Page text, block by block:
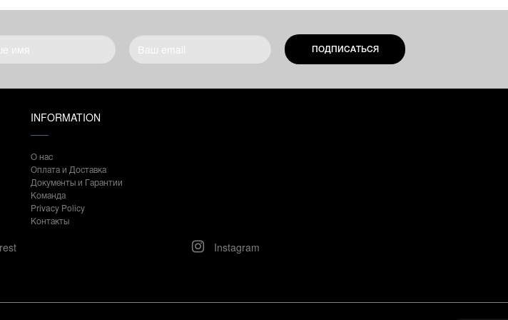
ПОДПИСАТЬСЯ
INFORMATION
О нас
Оплата и Доставка
Документы и Гарантии
Команда
Privacy Policy
Контакты
Instagram